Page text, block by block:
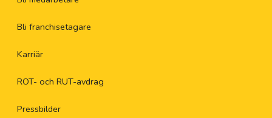
Bli franchisetagare
Karriär
ROT- och RUT-avdrag
Pressbilder